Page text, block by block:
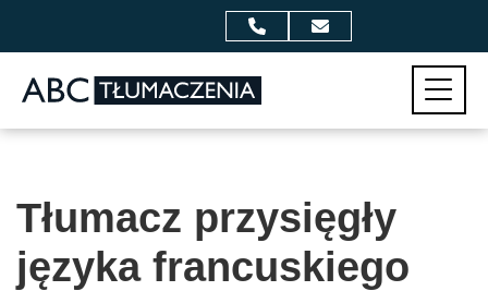
Tłumacz przysięgły
języka francuskiego